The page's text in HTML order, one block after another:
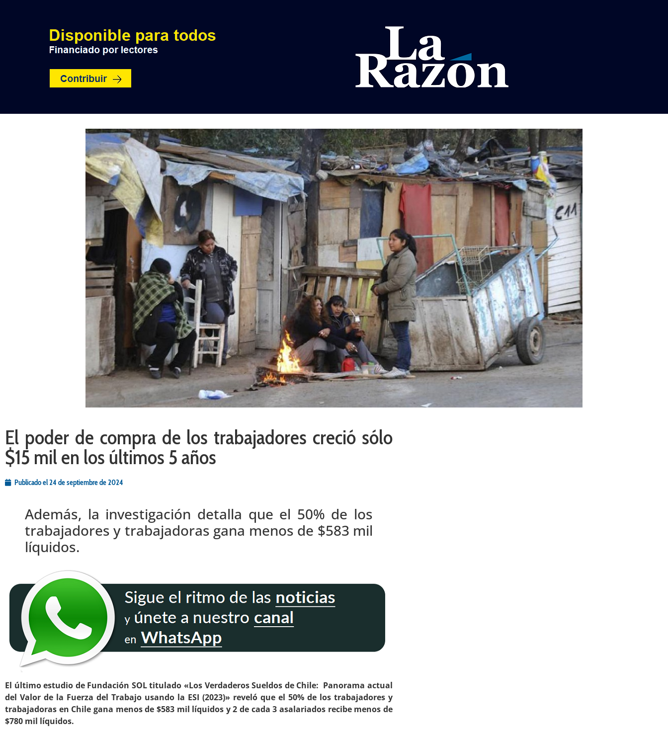
El poder de compra de los trabajadores creció sólo
$15 mil en los últimos 5 años
Publicado el24 de septiembre de 2024
Además, la investigación detalla que el 50% de los
trabajadores y trabajadoras gana menos de $583 mil
líquidos.
El último estudio de Fundación SOL titulado «Los Verdaderos Sueldos de Chile: Panorama actual
del Valor de la Fuerza del Trabajo usando la ESI (2023)» reveló que el 50% de los trabajadores y
trabajadoras en Chile gana menos de $583 mil líquidos y 2 de cada 3 asalariados recibe menos de
$780 mil líquidos.